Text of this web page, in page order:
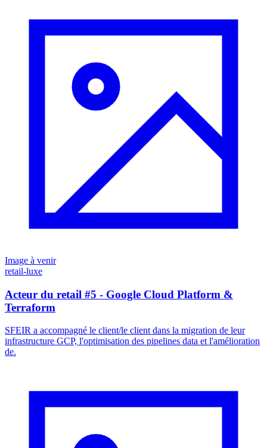
Image à venir
retail-luxe
Acteur du retail #5 - Google Cloud Platform &
Terraform
SFEIR a accompagné le client/le client dans la migration de leur
infrastructure GCP, l'optimisation des pipelines data et l'amélioration
de.